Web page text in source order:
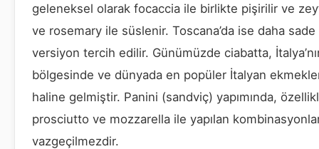
geleneksel olarak focaccia ile birlikte pişirilir ve
ve rosemary ile süslenir. Toscana’da ise daha sade
versiyon tercih edilir. Günümüzde ciabatta,
bölgesinde ve dünyada en popüler İtalyan
haline gelmiştir. Panini (sandviç) yapımında,
prosciutto ve mozzarella ile yapılan
vazgeçilmezdir.